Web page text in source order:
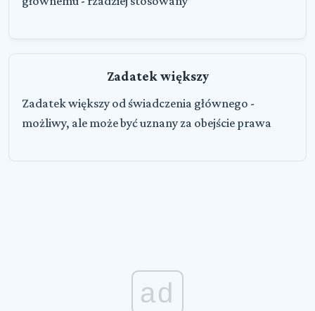
Zadatek większy
Zadatek większy od świadczenia głównego -
możliwy, ale może być uznany za obejście prawa
ad